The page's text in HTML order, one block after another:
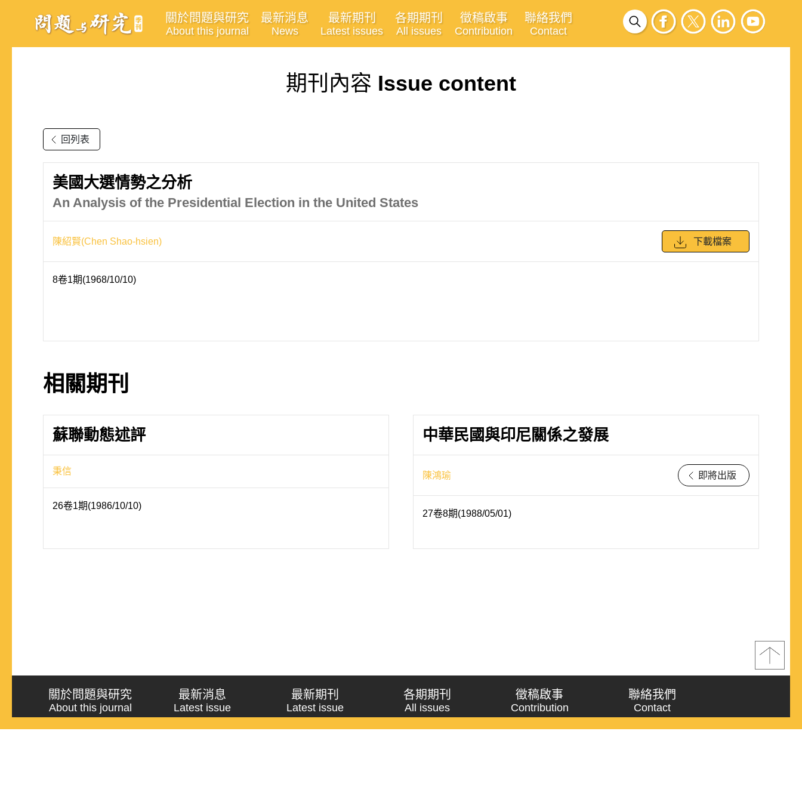
關於問題與研究
About this journal
最新消息
News
最新期刊
Latest issues
各期期刊
All issues
徵稿啟事
Contribution
聯絡我們
Contact
期刊內容 Issue content
回列表
美國大選情勢之分析
An Analysis of the Presidential Election in the United States
陳紹賢(Chen Shao-hsien) 下載檔案
8卷1期(1968/10/10)
相關期刊
蘇聯動態述評
秉信
26卷1期(1986/10/10)
中華民國與印尼關係之發展
陳鴻瑜 即將出版
27卷8期(1988/05/01)
關於問題與研究
About this journal
最新消息
Latest issue
最新期刊
Latest issue
各期期刊
All issues
徵稿啟事
Contribution
聯絡我們
Contact